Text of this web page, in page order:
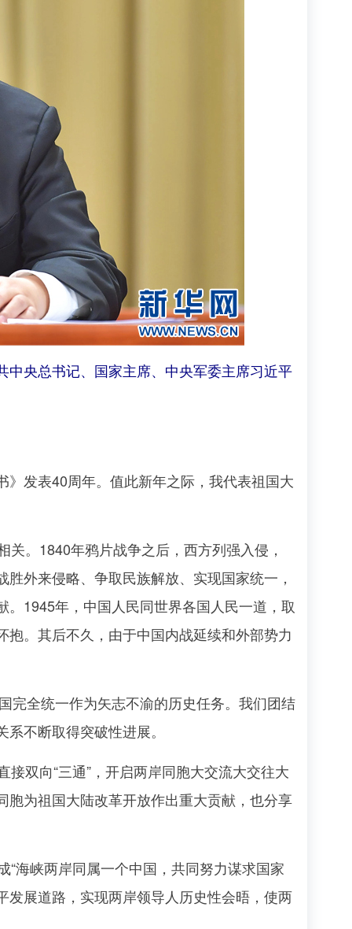
央总书记、国家主席、中央军委主席习近平
发表40周年。值此新年之际，我代表祖国大
。1840年鸦片战争之后，西方列强入侵，
外来侵略、争取民族解放、实现国家统一，
1945年，中国人民同世界各国人民一道，取
。其后不久，由于中国内战延续和外部势力
全统一作为矢志不渝的历史任务。我们团结
不断取得突破性进展。
向“三通”，开启两岸同胞大交流大交往大
为祖国大陆改革开放作出重大贡献，也分享
峡两岸同属一个中国，共同努力谋求国家
发展道路，实现两岸领导人历史性会晤，使两